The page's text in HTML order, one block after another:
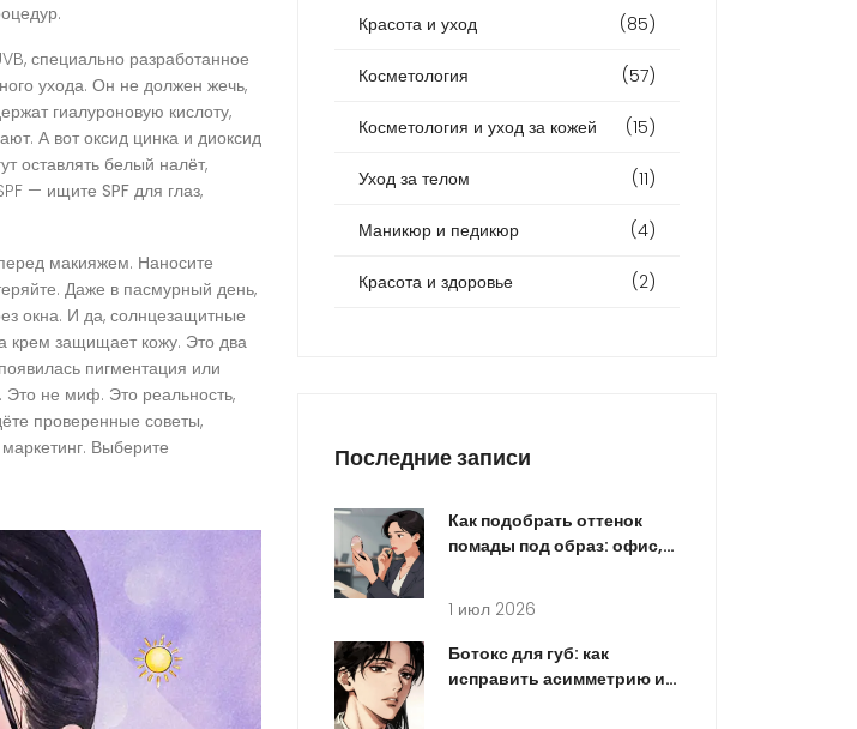
специально разработанное
ухода. Он не должен жечь,
гиалуроновую кислоту,
А вот оксид цинка и диоксид
оставлять белый налёт,
— ищите SPF для глаз,
макияжем. Наносите
Даже в пасмурный день,
окна. И да, солнцезащитные
крем защищает кожу. Это два
пигментация или
Это не миф. Это реальность,
проверенные советы,
Выберите
Красота и уход (85)
Косметология (57)
Косметология и уход за кожей (15)
Уход за телом (11)
Маникюр и педикюр (4)
Красота и здоровье (2)
Последние записи
Как подобрать оттенок
помады под образ: офис,
1 июл 2026
Ботокс для губ: как
исправить асимметрию и